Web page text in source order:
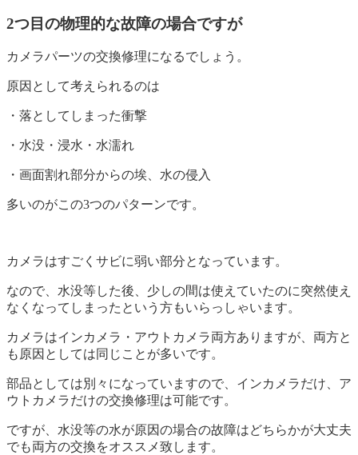
2つ目の物理的な故障の場合ですが
カメラパーツの交換修理になるでしょう。
原因として考えられるのは
・落としてしまった衝撃
・水没・浸水・水濡れ
・画面割れ部分からの埃、水の侵入
多いのがこの3つのパターンです。
カメラはすごくサビに弱い部分となっています。
なので、水没等した後、少しの間は使えていたのに突然使え
なくなってしまったという方もいらっしゃいます。
カメラはインカメラ・アウトカメラ両方ありますが、両方と
も原因としては同じことが多いです。
部品としては別々になっていますので、インカメラだけ、ア
ウトカメラだけの交換修理は可能です。
ですが、水没等の水が原因の場合の故障はどちらかが大丈夫
でも両方の交換をオススメ致します。